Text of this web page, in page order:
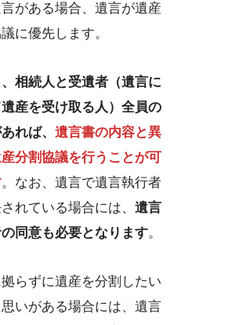
がある場合、遺言が遺産
に優先します。
相続人と受遺者（遺言に
産を受け取る人）全員の
れば、 遺言書の内容と異
分割協議を行うことが可
。なお、遺言で遺言執行者
れている場合には、 遺言
同意も必要となります。
らずに遺産を分割したい
思いがある場合には、遺言